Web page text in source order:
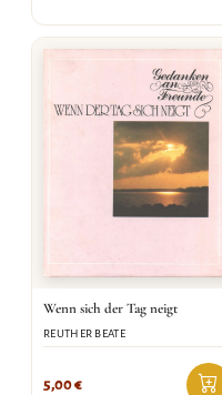
Wenn sich der Tag neigt
REUTHER BEATE
5,00€